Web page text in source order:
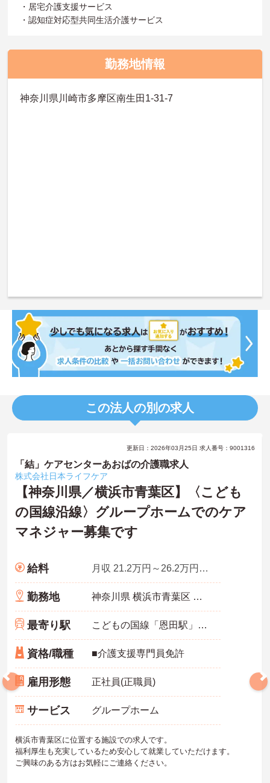
・居宅介護支援サービス
・認知症対応型共同生活介護サービス
勤務地情報
神奈川県川崎市多摩区南生田1-31-7
この法人の別の求人
更新日：2026年03月25日 求人番号：9001316
「結」ケアセンターあおばの介護職求人
株式会社日本ライフケア
【神奈川県／横浜市青葉区】〈こども
の国線沿線〉グループホームでのケア
マネジャー募集です
給料 月収 21.2万円～26.2万円程度 諸手当込
勤務地 神奈川県 横浜市青葉区 恩田町２５９９－１ 青葉
最寄り駅 こどもの国線「恩田駅」徒歩14分
資格/職種 ■介護支援専門員免許
雇用形態 正社員(正職員)
サービス グループホーム
横浜市青葉区に位置する施設での求人です。
福利厚生も充実しているため安心して就業していただけます。
ご興味のある方はお気軽にご連絡ください。